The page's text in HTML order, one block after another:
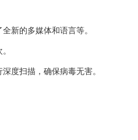
新的多媒体和语言等。
度扫描，确保病毒无害。